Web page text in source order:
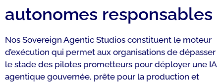
autonomes responsables
Nos Sovereign Agentic Studios constituent le moteur
d’exécution qui permet aux organisations de dépasser
le stade des pilotes prometteurs pour déployer une IA
agentique gouvernée, prête pour la production et